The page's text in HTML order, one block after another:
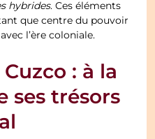
hybrides. Ces éléments
que centre du pouvoir
l’ère coloniale.
: à la
ses trésors